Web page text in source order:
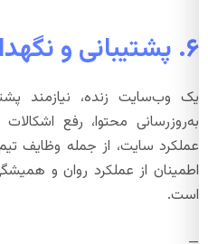
۶. پشتیبانی و نگهداری
یک وب‌سایت زنده، نیازمند
به‌روزرسانی محتوا، رفع
عملکرد سایت، از جمله وظایف
اطمینان از عملکرد روان و
است.